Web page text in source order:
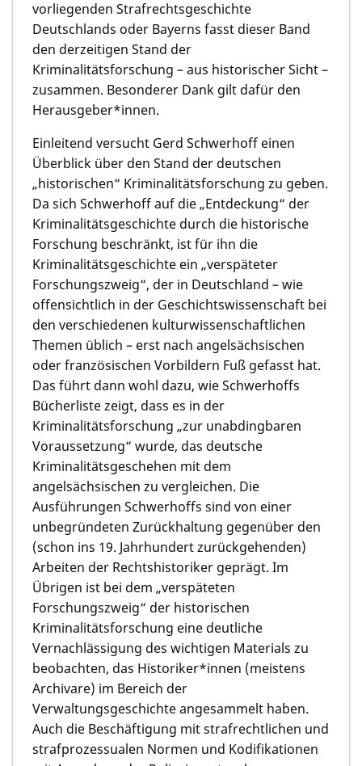
vorliegenden Strafrechtsgeschichte
Deutschlands oder Bayerns fasst dieser Band
den derzeitigen Stand der
Kriminalitätsforschung – aus historischer Sicht –
zusammen. Besonderer Dank gilt dafür den
Herausgeber*innen.
Einleitend versucht Gerd Schwerhoff einen
Überblick über den Stand der deutschen
„historischen“ Kriminalitätsforschung zu geben.
Da sich Schwerhoff auf die „Entdeckung“ der
Kriminalitätsgeschichte durch die historische
Forschung beschränkt, ist für ihn die
Kriminalitätsgeschichte ein „verspäteter
Forschungszweig“, der in Deutschland – wie
offensichtlich in der Geschichtswissenschaft bei
den verschiedenen kulturwissenschaftlichen
Themen üblich – erst nach angelsächsischen
oder französischen Vorbildern Fuß gefasst hat.
Das führt dann wohl dazu, wie Schwerhoffs
Bücherliste zeigt, dass es in der
Kriminalitätsforschung „zur unabdingbaren
Voraussetzung“ wurde, das deutsche
Kriminalitätsgeschehen mit dem
angelsächsischen zu vergleichen. Die
Ausführungen Schwerhoffs sind von einer
unbegründeten Zurückhaltung gegenüber den
(schon ins 19. Jahrhundert zurückgehenden)
Arbeiten der Rechtshistoriker geprägt. Im
Übrigen ist bei dem „verspäteten
Forschungszweig“ der historischen
Kriminalitätsforschung eine deutliche
Vernachlässigung des wichtigen Materials zu
beobachten, das Historiker*innen (meistens
Archivare) im Bereich der
Verwaltungsgeschichte angesammelt haben.
Auch die Beschäftigung mit strafrechtlichen und
strafprozessualen Normen und Kodifikationen